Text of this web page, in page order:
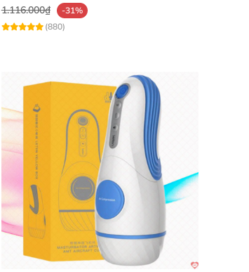
1.116.000₫
-31%
(880)